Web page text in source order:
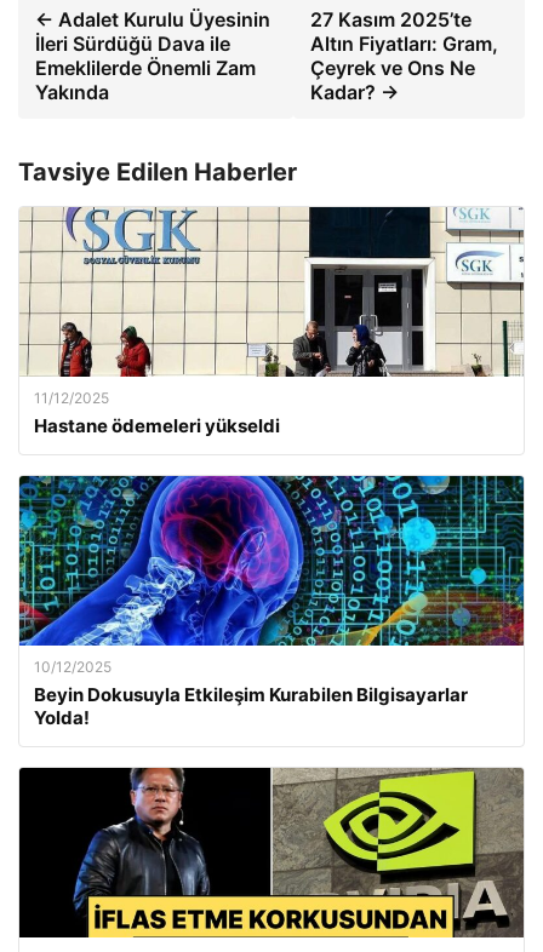
← Adalet Kurulu Üyesinin
İleri Sürdüğü Dava ile
Emeklilerde Önemli Zam
Yakında
27 Kasım 2025’te
Altın Fiyatları: Gram,
Çeyrek ve Ons Ne
Kadar? →
Tavsiye Edilen Haberler
11/12/2025
Hastane ödemeleri yükseldi
10/12/2025
Beyin Dokusuyla Etkileşim Kurabilen Bilgisayarlar
Yolda!